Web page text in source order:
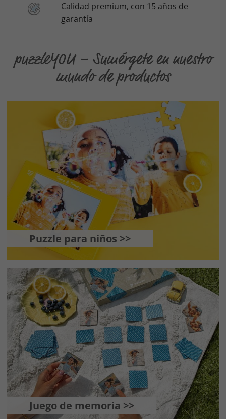
Calidad premium, con 15 años de
garantía
puzzleYOU – Sumérgete en nuestro
mundo de productos
Puzzle para niños >>
Juego de memoria >>